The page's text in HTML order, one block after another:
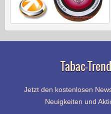
Tabac-
Jetzt den kostenlosen
Neuigkeiten und